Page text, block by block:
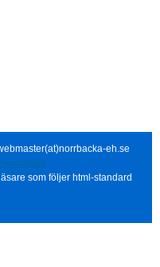
eh.se
som följer html-standard